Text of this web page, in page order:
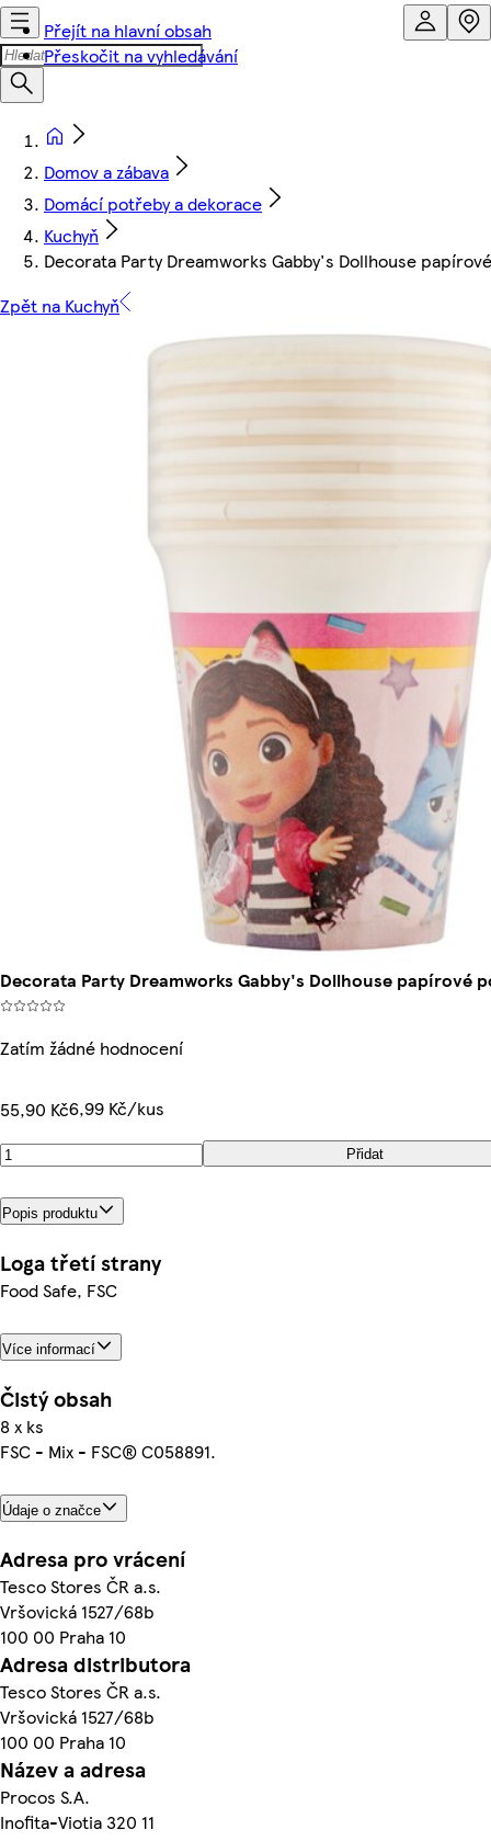
Přejít na hlavní obsah
Přeskočit na vyhledávání
Domov a zábava
Domácí potřeby a dekorace
Kuchyň
Decorata Party Dreamworks Gabby's Dollhouse
Zpět na Kuchyň
Decorata Party Dreamworks Gabby's Dollhouse papírové
Zatím žádné hodnocení
55,90 Kč6,99 Kč/kus
Přidat
Popis produktu
Loga třetí strany
Food Safe, FSC
Více informací
Čistý obsah
8 x ks
FSC - Mix - FSC® C058891.
Údaje o značce
Adresa pro vrácení
Tesco Stores ČR a.s.
Vršovická 1527/68b
100 00 Praha 10
Adresa distributora
Tesco Stores ČR a.s.
Vršovická 1527/68b
100 00 Praha 10
Název a adresa
Procos S.A.
Inofita-Viotia 320 11